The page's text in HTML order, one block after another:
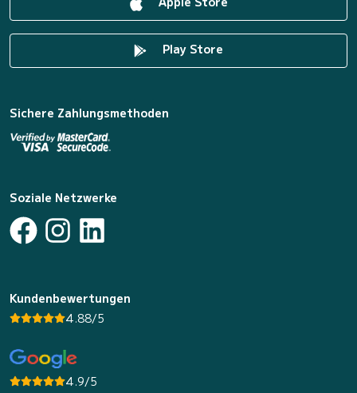
Play Store
Sichere Zahlungsmethoden
Soziale Netzwerke
Kundenbewertungen
4.88/5
4.9/5